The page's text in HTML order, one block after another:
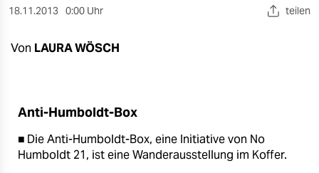
wahrheit
verlag
veranstaltungen
18.11.2013 0:00 Uhr teilen
Von LAURA WÖSCH
Anti-Humboldt-Box
■ Die Anti-Humboldt-Box, eine Initiative von No
Humboldt 21, ist eine Wanderausstellung im Koffer.